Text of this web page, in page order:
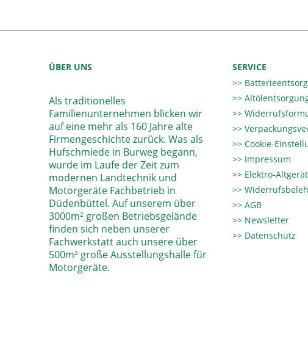
ÜBER UNS
Als traditionelles
Familienunternehmen blicken wir
auf eine mehr als 160 Jahre alte
Firmengeschichte zurück. Was als
Hufschmiede in Burweg begann,
wurde im Laufe der Zeit zum
modernen Landtechnik und
Motorgeräte Fachbetrieb in
Düdenbüttel. Auf unserem über
3000m² großen Betriebsgelände
finden sich neben unserer
Fachwerkstatt auch unsere über
500m² große Ausstellungshalle für
Motorgeräte.
SERVICE
Cookie-
Impressum
Elektro-
AGB
Newsletter
Datenschutz